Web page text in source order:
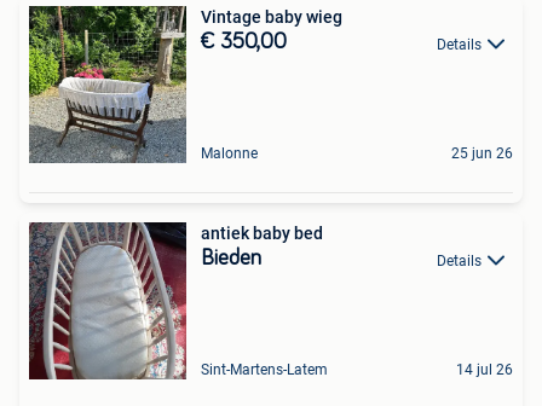
Vintage baby wieg
€ 350,00 Details
Malonne 25 jun 26
antiek baby bed
Bieden Details
Sint-Martens-Latem 14 jul 26